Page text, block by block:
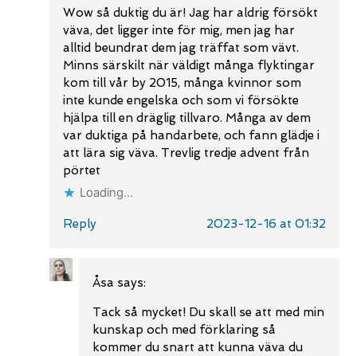
Wow så duktig du är! Jag har aldrig försökt
väva, det ligger inte för mig, men jag har
alltid beundrat dem jag träffat som vävt.
Minns särskilt när väldigt många flyktingar
kom till vår by 2015, många kvinnor som
inte kunde engelska och som vi försökte
hjälpa till en dräglig tillvaro. Många av dem
var duktiga på handarbete, och fann glädje i
att lära sig väva. Trevlig tredje advent från
pörtet
Loading...
Reply 2023-12-16 at 01:32
Åsa says:
Tack så mycket! Du skall se att med min
kunskap och med förklaring så
kommer du snart att kunna väva du